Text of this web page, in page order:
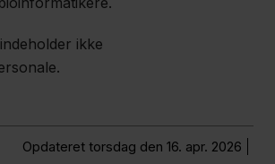
ikke
Opdateret torsdag den 16. apr. 2026